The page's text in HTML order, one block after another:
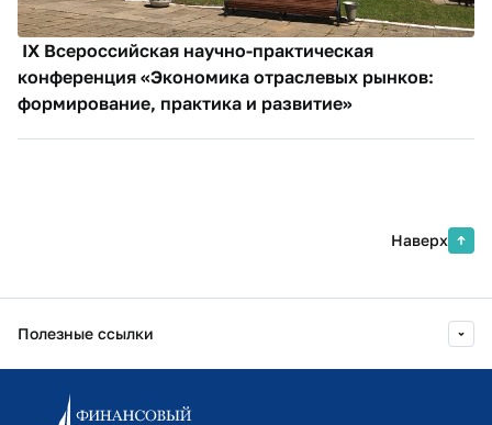
IX Всероссийская научно-практическая
конференция «Экономика отраслевых рынков:
формирование, практика и развитие»
Наверх
Полезные ссылки
Информационно-образовательный портал